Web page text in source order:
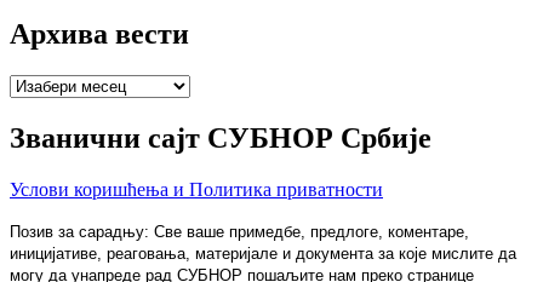
Архива вести
Архива
Званични сајт СУБНОР Србије
Услови коришћења и Политика приватности
Позив за сарадњу: Све ваше примедбе, предлоге, коментаре,
иницијативе, реаговања, материјале и документа за које мислите да
могу да унапреде рад СУБНОР пошаљите нам преко странице